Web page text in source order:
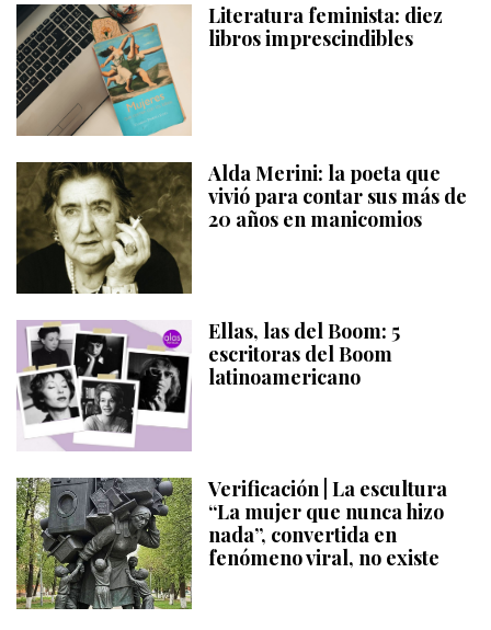
Literatura feminista: diez
libros imprescindibles
Alda Merini: la poeta que
vivió para contar sus más de
20 años en manicomios
Ellas, las del Boom: 5
escritoras del Boom
latinoamericano
Verificación | La escultura
“La mujer que nunca hizo
nada”, convertida en
fenómeno viral, no existe